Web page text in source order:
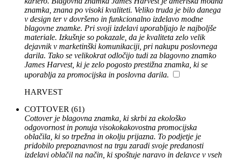
znamka, znana po visoki kvaliteti. Veliko truda je bilo danega
v design ter v dovršeno in funkcionalno izdelavo modne
blagovne znamke. Pri svoji izdelavi uporabljajo le najboljše
materiale. Izkušnje so pokazale, da je kvaliteta zelo velik
dejavnik v marketinški komunikaciji, pri nakupu poslovnega
darila. Tako se velikokrat odločijo tudi za blagovno znamko
James Harvest, ki je zelo pogosto prestižna znamka, ki se
uporablja za promocijska in poslovna darila.
HARVEST
COTTOVER (61)
Cottover je blagovna znamka, ki skrbi za ekološko
odgovornost in ponuja visokokakovostna promocijska
oblačila, ki so trpežna in okolju prijazna. To podjetje je
pridobilo prepoznavnost na trgu zaradi svoje predanosti
izdelavi oblačil na način, ki spoštuje naravo in delavce v vseh